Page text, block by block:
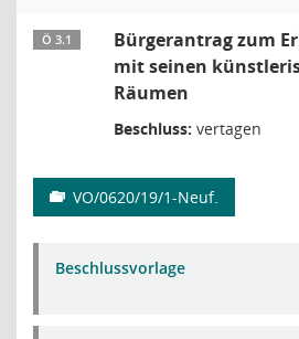
Ö 3.1
Bürgerantrag zum
mit seinen
Räumen
Beschluss: vertagen
VO/0620/19/1-Neuf.
Beschlussvorlage